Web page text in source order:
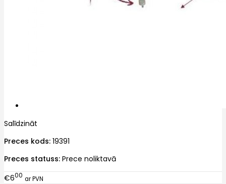
Salīdzināt
Preces kods: 19391
Preces statuss: Prece noliktavā
€600 ar PVN